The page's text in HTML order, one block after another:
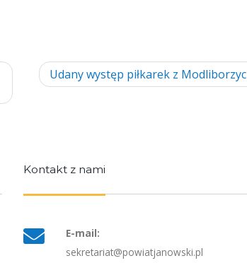
Udany występ piłkarek z Modliborzyc
Kontakt z nami
E-mail:
sekretariat@powiatjanowski.pl